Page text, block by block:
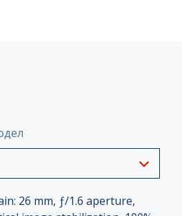
26 mm, ƒ/1.6 aperture,